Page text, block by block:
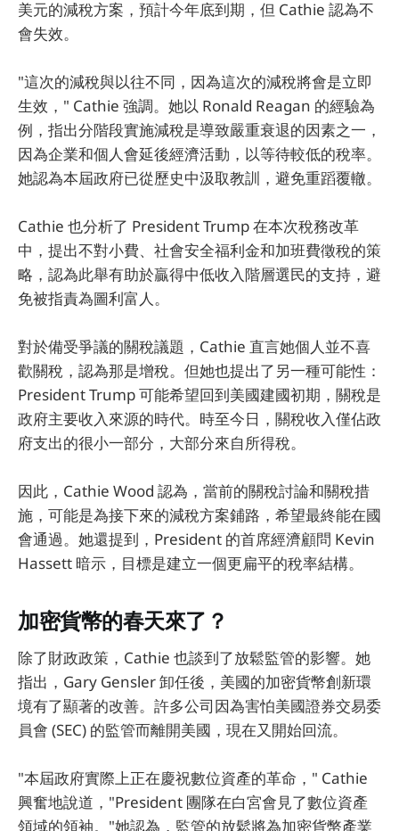
美元的減稅方案，預計今年底到期，但 Cathie 認為不
會失效。
"這次的減稅與以往不同，因為這次的減稅將會是立即
生效，" Cathie 強調。她以 Ronald Reagan 的經驗為
例，指出分階段實施減稅是導致嚴重衰退的因素之一，
因為企業和個人會延後經濟活動，以等待較低的稅率。
她認為本屆政府已從歷史中汲取教訓，避免重蹈覆轍。
Cathie 也分析了 President Trump 在本次稅務改革
中，提出不對小費、社會安全福利金和加班費徵稅的策
略，認為此舉有助於贏得中低收入階層選民的支持，避
免被指責為圖利富人。
對於備受爭議的關稅議題，Cathie 直言她個人並不喜
歡關稅，認為那是增稅。但她也提出了另一種可能性：
President Trump 可能希望回到美國建國初期，關稅是
政府主要收入來源的時代。時至今日，關稅收入僅佔政
府支出的很小一部分，大部分來自所得稅。
因此，Cathie Wood 認為，當前的關稅討論和關稅措
施，可能是為接下來的減稅方案鋪路，希望最終能在國
會通過。她還提到，President 的首席經濟顧問 Kevin
Hassett 暗示，目標是建立一個更扁平的稅率結構。
加密貨幣的春天來了？
除了財政政策，Cathie 也談到了放鬆監管的影響。她
指出，Gary Gensler 卸任後，美國的加密貨幣創新環
境有了顯著的改善。許多公司因為害怕美國證券交易委
員會 (SEC) 的監管而離開美國，現在又開始回流。
"本屆政府實際上正在慶祝數位資產的革命，" Cathie
興奮地說道，"President 團隊在白宮會見了數位資產
領域的領袖。"她認為，監管的放鬆將為加密貨幣產業